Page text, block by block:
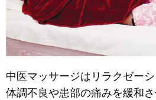
中医マッサージはリラクゼーシ
体調不良や患部の痛みを緩和